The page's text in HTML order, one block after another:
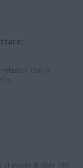
relazioni con la
si avvale di oltre 180